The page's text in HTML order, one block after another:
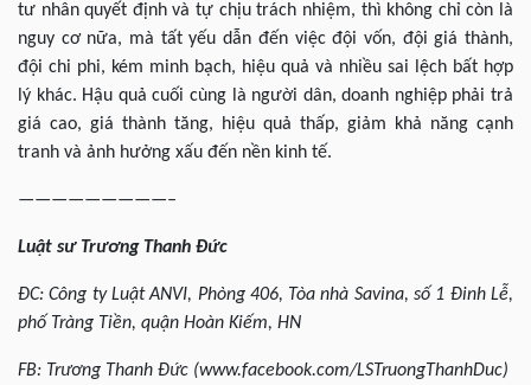
tư nhân quyết định và tự chịu trách nhiệm, thì không chỉ còn là
nguy cơ nữa, mà tất yếu dẫn đến việc đội vốn, đội giá thành,
đội chi phi, kém minh bạch, hiệu quả và nhiều sai lệch bất hợp
lý khác. Hậu quả cuối cùng là người dân, doanh nghiệp phải trả
giá cao, giá thành tăng, hiệu quả thấp, giảm khả năng cạnh
tranh và ảnh hưởng xấu đến nền kinh tế.
—————————–
Luật sư Trương Thanh Đức
ĐC:Công ty LuậtANVI, Phòng 406, Tòa nhà Savina, số 1 Đinh Lễ,
phố Tràng Tiền, quận Hoàn Kiếm, HN
FB: Trương Thanh Đức (www.facebook.com/LSTruongThanhDuc)